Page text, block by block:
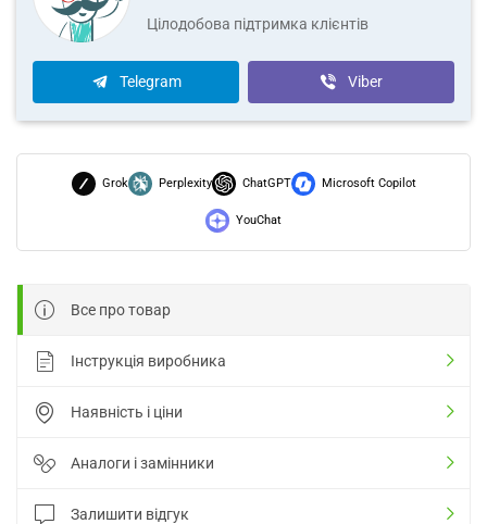
Цілодобова підтримка клієнтів
Telegram Viber
Grok Perplexity ChatGPT Microsoft Copilot
YouChat
Все про товар
Інструкція виробника
Наявність і ціни
Аналоги і замінники
Залишити відгук